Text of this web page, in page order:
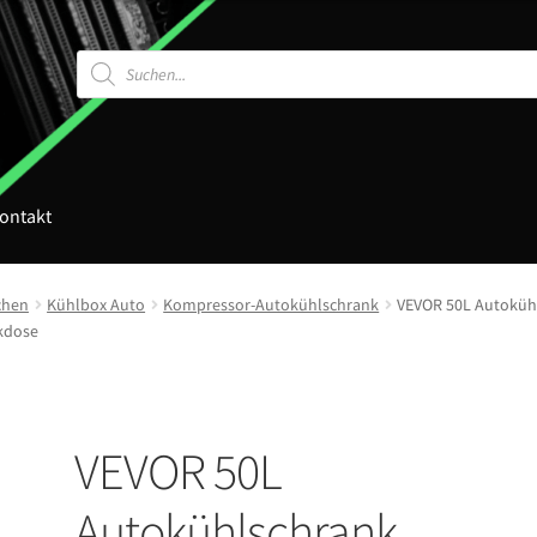
Products
search
Kühlbox Auto Kompressor-Autokühlschrank
VEVOR 50L
VEVOR 50L